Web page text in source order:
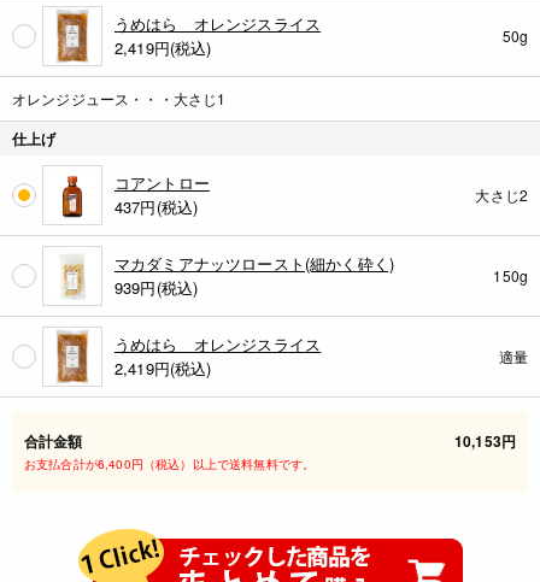
うめはら オレンジスライス
2,419円(税込)
50g
オレンジジュース・・・大さじ1
仕上げ
コアントロー
437円(税込)
大さじ2
マカダミアナッツロースト(細かく砕く)
939円(税込)
150g
うめはら オレンジスライス
2,419円(税込)
適量
合計金額 10,153円
お支払合計が6,400円（税込）以上で送料無料です。